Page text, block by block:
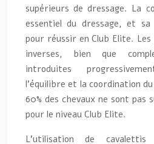
supérieurs de dressage. La
essentiel du dressage, et
pour réussir en Club Elite.
inverses, bien que
introduites
l’équilibre et la coordination
60% des chevaux ne sont pas
pour le niveau Club Elite.
L’utilisation de cavalettis